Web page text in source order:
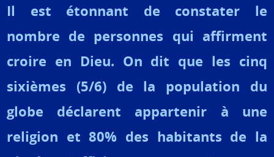
Il est étonnant de constater le
nombre de personnes qui affirment
croire en Dieu. On dit que les cinq
sixièmes (5/6) de la population du
globe déclarent appartenir à une
religion et 80% des habitants de la